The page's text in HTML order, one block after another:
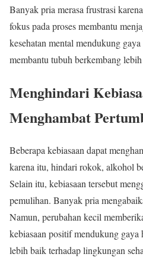
Banyak pria merasa frustrasi
fokus pada proses membantu
kesehatan mental mendukung
membantu tubuh berkembang
Menghindari
Menghambat
Beberapa kebiasaan dapat
karena itu, hindari rokok, alkohol
Selain itu, kebiasaan tersebut
pemulihan. Banyak pria
Namun, perubahan kecil
kebiasaan positif mendukung gaya
lebih baik terhadap lingkungan